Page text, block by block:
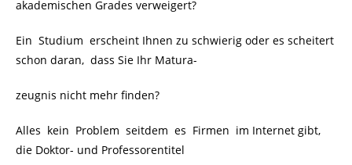
akademischen Grades verweigert?
Ein Studium erscheint Ihnen zu schwierig oder es scheitert
schon daran, dass Sie Ihr Matura-
zeugnis nicht mehr finden?
Alles kein Problem seitdem es Firmen im Internet gibt,
die Doktor- und Professorentitel